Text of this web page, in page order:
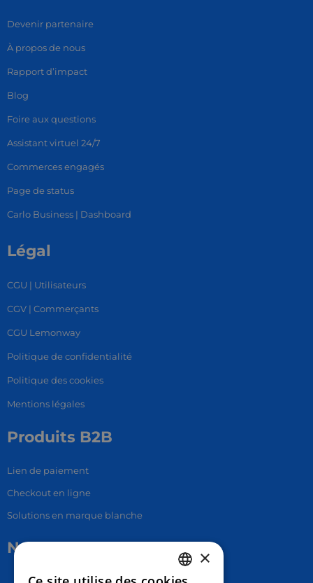
Devenir partenaire
À propos de nous
Rapport d’impact
Blog
Foire aux questions
Assistant virtuel 24/7
Commerces engagés
Page de status
Carlo Business | Dashboard
Légal
CGU | Utilisateurs
CGV | Commerçants
CGU Lemonway
Politique de confidentialité
Politique des cookies
Mentions légales
Produits B2B
Lien de paiement
Checkout en ligne
Solutions en marque blanche
Nous contacter ×